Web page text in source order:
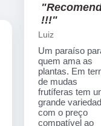
!!!"
Luiz
Um paraíso
quem ama as
plantas. Em
de mudas
frutíferas tem
grande
com o preço
compatível ao